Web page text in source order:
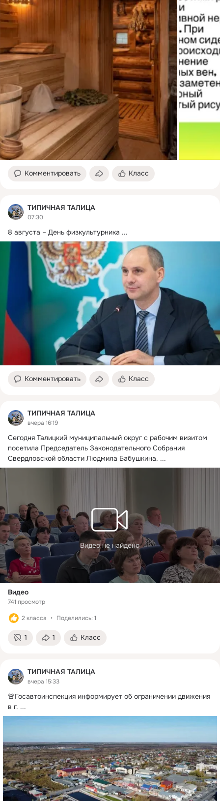
Комментировать Класс
ТИПИЧНАЯ ТАЛИЦА
07:30
8 августа – День физкультурника ...
Комментировать Класс
ТИПИЧНАЯ ТАЛИЦА
вчера 16:19
Сегодня Талицкий муниципальный округ с рабочим визитом
посетила Председатель Законодательного Собрания
Свердловской области Людмила Бабушкина. ...
Видео не найдено
Видео
741 просмотр
2 класса Поделились: 1
1 1 Класс
ТИПИЧНАЯ ТАЛИЦА
вчера 15:33
🚨Госавтоинспекция информирует об ограничении движения
в г. ...